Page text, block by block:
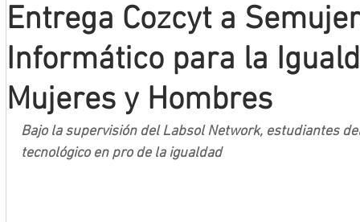
Mineros LNBP
Entrega Cozcyt a
Informático para la
Mujeres y Hombres
Bajo la supervisión del Labsol Network, estudiantes
tecnológico en pro de la igualdad